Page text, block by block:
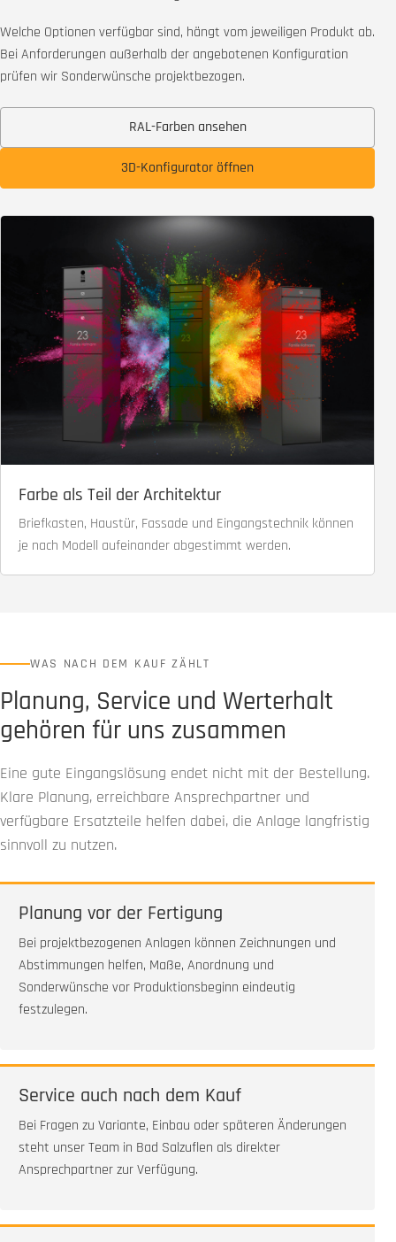
Welche Optionen verfügbar sind, hängt vom jeweiligen Produkt ab.
Bei Anforderungen außerhalb der angebotenen Konfiguration
prüfen wir Sonderwünsche projektbezogen.
RAL-Farben ansehen
3D-Konfigurator öffnen
Farbe als Teil der Architektur
Briefkasten, Haustür, Fassade und Eingangstechnik können
je nach Modell aufeinander abgestimmt werden.
WAS NACH DEM KAUF ZÄHLT
Planung, Service und Werterhalt
gehören für uns zusammen
Eine gute Eingangslösung endet nicht mit der Bestellung.
Klare Planung, erreichbare Ansprechpartner und
verfügbare Ersatzteile helfen dabei, die Anlage langfristig
sinnvoll zu nutzen.
Planung vor der Fertigung
Bei projektbezogenen Anlagen können Zeichnungen und
Abstimmungen helfen, Maße, Anordnung und
Sonderwünsche vor Produktionsbeginn eindeutig
festzulegen.
Service auch nach dem Kauf
Bei Fragen zu Variante, Einbau oder späteren Änderungen
steht unser Team in Bad Salzuflen als direkter
Ansprechpartner zur Verfügung.